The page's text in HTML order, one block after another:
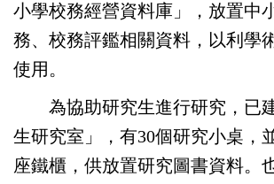
小學校務經營資料庫」，放置中
務、校務評鑑相關資料，以利學
使用。
為協助研究生進行研究，已
生研究室」，有30個研究小桌，
座鐵櫃，供放置研究圖書資料。